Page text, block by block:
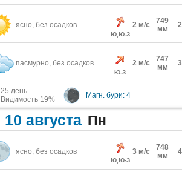
ясно, без осадков
Ю,Ю-З
2 м/с
749
мм
пасмурно, без осадков
Ю-З
2 м/с
747
мм
25 день
Видимость 19%
Магн. бури: 4
10 августа Пн
ясно, без осадков
Ю,Ю-З
3 м/с
748
мм